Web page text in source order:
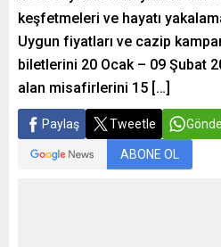
keşfetmeleri ve hayatı
Uygun fiyatları ve cazip
biletlerini 20 Ocak – 09 Şubat
alan misafirlerini 15 […]
Paylaş Tweetle
ABONE OL